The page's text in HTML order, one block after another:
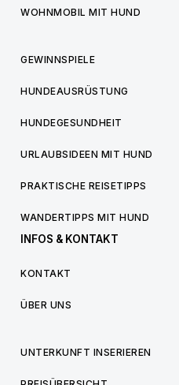
WOHNMOBIL MIT HUND
GEWINNSPIELE
HUNDEAUSRÜSTUNG
HUNDEGESUNDHEIT
URLAUBSIDEEN MIT HUND
PRAKTISCHE REISETIPPS
WANDERTIPPS MIT HUND
INFOS & KONTAKT
KONTAKT
ÜBER UNS
UNTERKUNFT INSERIEREN